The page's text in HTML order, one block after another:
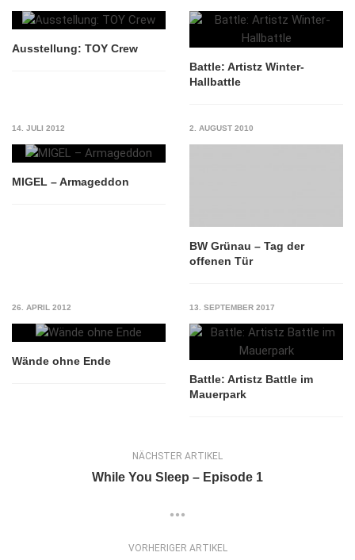
Ausstellung: TOY Crew
Battle: Artistz Winter-
Hallbattle
14. JULI 2012
MIGEL – Armageddon
2. AUGUST 2010
BW Grünau – Tag der
offenen Tür
26. APRIL 2012
Wände ohne Ende
13. SEPTEMBER 2017
Battle: Artistz Battle im
Mauerpark
NÄCHSTER ARTIKEL
While You Sleep – Episode 1
VORHERIGER ARTIKEL